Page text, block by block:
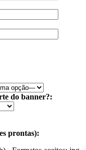
do banner?:
prontas):